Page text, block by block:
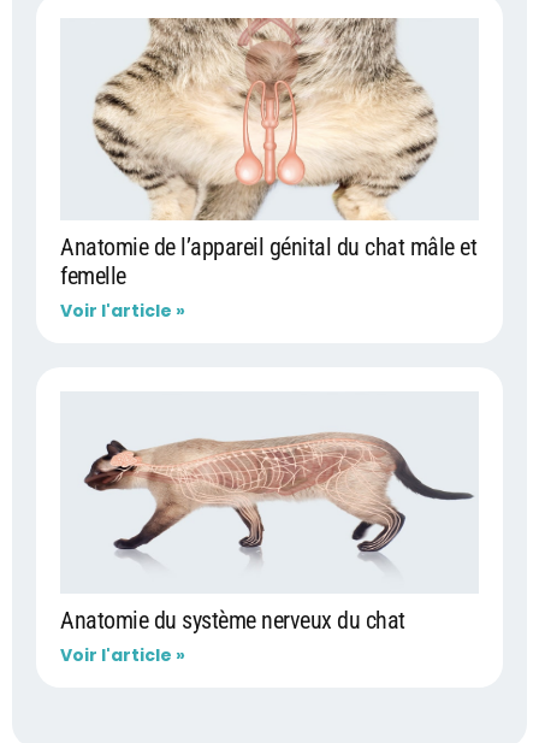
Anatomie de l’appareil génital du chat mâle et
femelle
Voir l'article »
Anatomie du système nerveux du chat
Voir l'article »